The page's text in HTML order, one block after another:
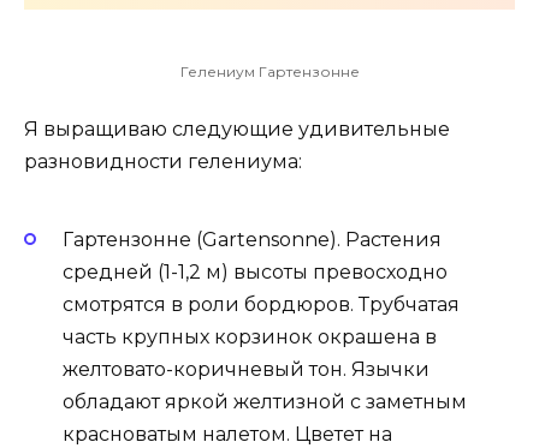
Гелениум Гартензонне
Я выращиваю следующие удивительные
разновидности гелениума:
Гартензонне (Gartensonne). Растения
средней (1-1,2 м) высоты превосходно
смотрятся в роли бордюров. Трубчатая
часть крупных корзинок окрашена в
желтовато-коричневый тон. Язычки
обладают яркой желтизной с заметным
красноватым налетом. Цветет на